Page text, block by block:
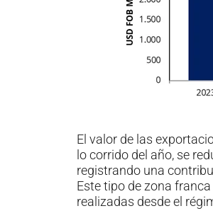
El valor de las
lo corrido del año, se
registrando una
Este tipo de zona
realizadas desde el